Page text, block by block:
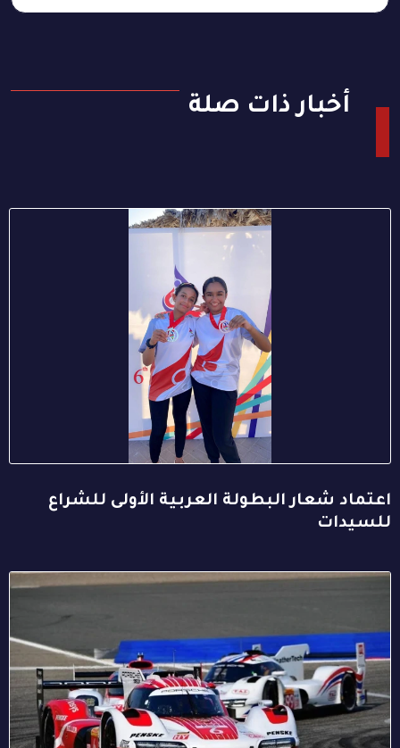
أخبار ذات صلة
اعتماد شعار البطولة العربية الأولى للشراع
للسيدات